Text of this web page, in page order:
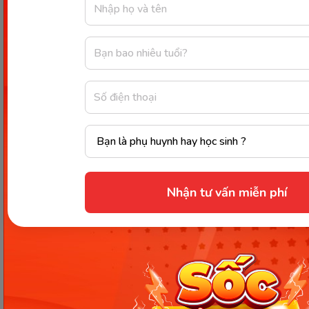
Nhận tư vấn miễn phí
The meeting ________ (schedule) for next
The package ________ (deliver) by the end of
Bài tập 3: Đặt câu hỏi cho các câu bị động sau.
The project will be completed by the end of
the month.
The meeting will be held next week.
The report will be written by the secretary.
The product will be launched by the
marketing team.
The concert will be organized by the students.
The book will be published next year.
The test will be administered by the teacher.